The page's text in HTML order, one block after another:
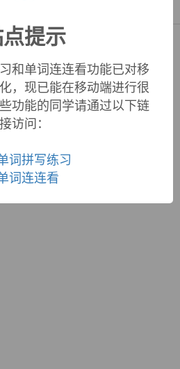
All Rights Reserved.
全|联系站长
19033398号-1
提示
和单词连连看功能已对移
，现已能在移动端进行很
功能的同学请通过以下链
接访问：
词拼写练习
词连连看